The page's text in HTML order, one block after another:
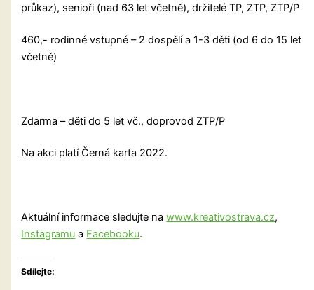
průkaz), senioři (nad 63 let včetně), držitelé TP, ZTP, ZTP/P
460,- rodinné vstupné – 2 dospělí a 1-3 děti (od 6 do 15 let
včetně)
Zdarma – děti do 5 let vč., doprovod ZTP/P
Na akci platí Černá karta 2022.
Aktuální informace sledujte nawww.kreativostrava.cz,
Instagramu a Facebooku.
Sdílejte: